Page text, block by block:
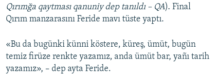
Qırımğa qaytması qanuniy dep tanıldı – QA). Final
Qırım manzarasını Feride mavı tüste yaptı.
«Bu da bugünki künni köstere, küreş, ümüt, bugün
temiz firüze renkte yazamız, anda ümüt bar, yañı tarih
yazamız», – dep ayta Feride.